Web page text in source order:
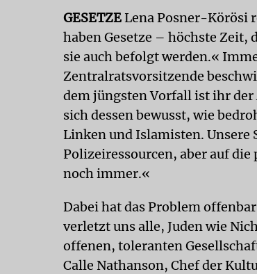
GESETZE Lena Posner-Körösi
haben Gesetze – höchste Zeit,
sie auch befolgt werden.«
Zentralratsvorsitzende
dem jüngsten Vorfall ist ihr
sich dessen bewusst, wie
Linken und Islamisten.
Polizeiressourcen, aber auf
noch immer.«
Dabei hat das Problem
verletzt uns alle, Juden wie
offenen, toleranten
Calle Nathanson, Chef der